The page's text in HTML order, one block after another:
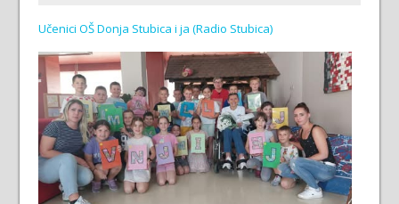
Učenici OŠ Donja Stubica i ja (Radio Stubica)